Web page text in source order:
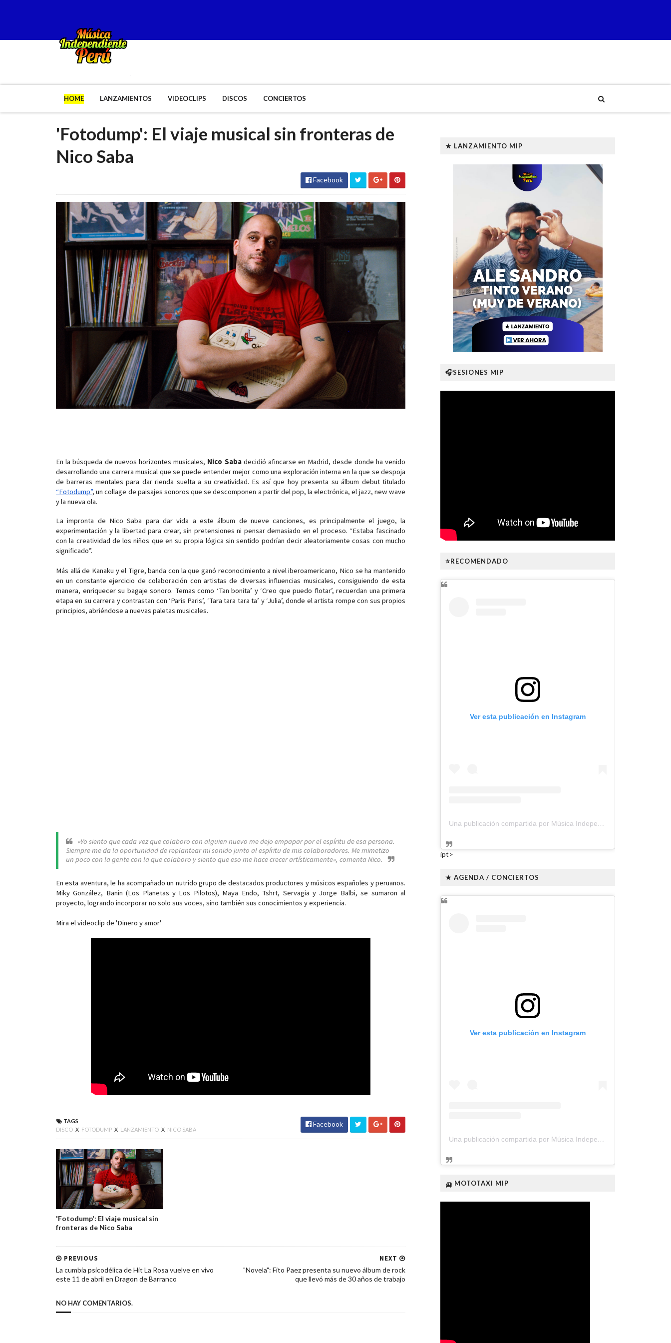
HOME LANZAMIENTOS VIDEOCLIPS DISCOS CONCIERTOS
'Fotodump': El viaje musical sin fronteras de
Nico Saba
Facebook
En la búsqueda de nuevos horizontes musicales, Nico Saba decidió afincarse en Madrid, desde donde ha venido
desarrollando una carrera musical que se puede entender mejor como una exploración interna en la que se despoja
“Fotodump”, un collage de paisajes sonoros que se descomponen a partir del pop, la electrónica, el jazz, new wave
y la nueva ola.
La impronta de Nico Saba para dar vida a este álbum de nueve canciones, es principalmente el juego, la
experimentación y la libertad para crear, sin pretensiones ni pensar demasiado en el proceso. “Estaba fascinado
con la creatividad de los niños que en su propia lógica sin sentido podrían decir aleatoriamente cosas con mucho
significado”.
Más allá de Kanaku y el Tigre, banda con la que ganó reconocimiento a nivel iberoamericano, Nico se ha mantenido
en un constante ejercicio de colaboración con artistas de diversas influencias musicales, consiguiendo de esta
manera, enriquecer su bagaje sonoro. Temas como ‘Tan bonita’ y ‘Creo que puedo flotar’, recuerdan una primera
etapa en su carrera y contrastan con ‘Paris Paris’, ‘Tara tara tara ta’ y ‘Julia’, donde el artista rompe con sus propios
principios, abriéndose a nuevas paletas musicales.
«Yo siento que cada vez que colaboro con alguien nuevo me dejo empapar por el espíritu de esa persona.
Siempre me da la oportunidad de replantear mi sonido junto al espíritu de mis colaboradores. Me mimetizo
un poco con la gente con la que colaboro y siento que eso me hace crecer artísticamente», comenta Nico.
En esta aventura, le ha acompañado un nutrido grupo de destacados productores y músicos españoles y peruanos.
Miky González, Banin (Los Planetas y Los Pilotos), Maya Endo, Tshrt, Servagia y Jorge Balbi, se sumaron al
proyecto, logrando incorporar no solo sus voces, sino también sus conocimientos y experiencia.
Mira el videoclip de 'Dinero y amor'
TAGS
DISCO X FOTODUMP X LANZAMIENTO X NICO SABA
Facebook
'Fotodump': El viaje musical sin
fronteras de Nico Saba
NEXT
"Novela": Fito Paez presenta su nuevo álbum de rock
que llevó más de 30 años de trabajo
PREVIOUS
La cumbia psicodélica de Hit La Rosa vuelve en vivo
este 11 de abril en Dragon de Barranco
NO HAY COMENTARIOS.
★ LANZAMIENTO MIP
🎧SESIONES MIP
⭐RECOMENDADO
Ver esta publicación en Instagram
Una publicación compartida por Música Independiente Perú 🇵🇪 (@musica.independiente.peru)
ipt>
★ AGENDA / CONCIERTOS
Ver esta publicación en Instagram
Una publicación compartida por Música Independiente Perú 🇵🇪 (@musica.independiente.peru)
🛺 MOTOTAXI MIP